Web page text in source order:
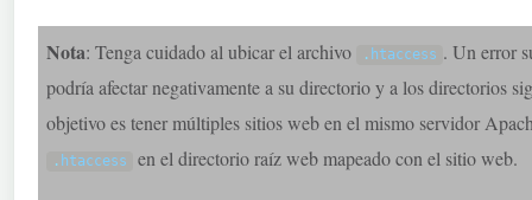
Nota: Tenga cuidado al ubicar el archivo . htaccess . Un error
podría afectar negativamente a su directorio y a los directorios
objetivo es tener múltiples sitios web en el mismo servidor
. htaccess en el directorio raíz web mapeado con el sitio web.